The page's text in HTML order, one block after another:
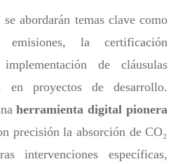
abordarán temas clave como
la certificación
de cláusulas
en proyectos de desarrollo.
herramienta digital pionera
precisión la absorción de CO₂
intervenciones específicas,